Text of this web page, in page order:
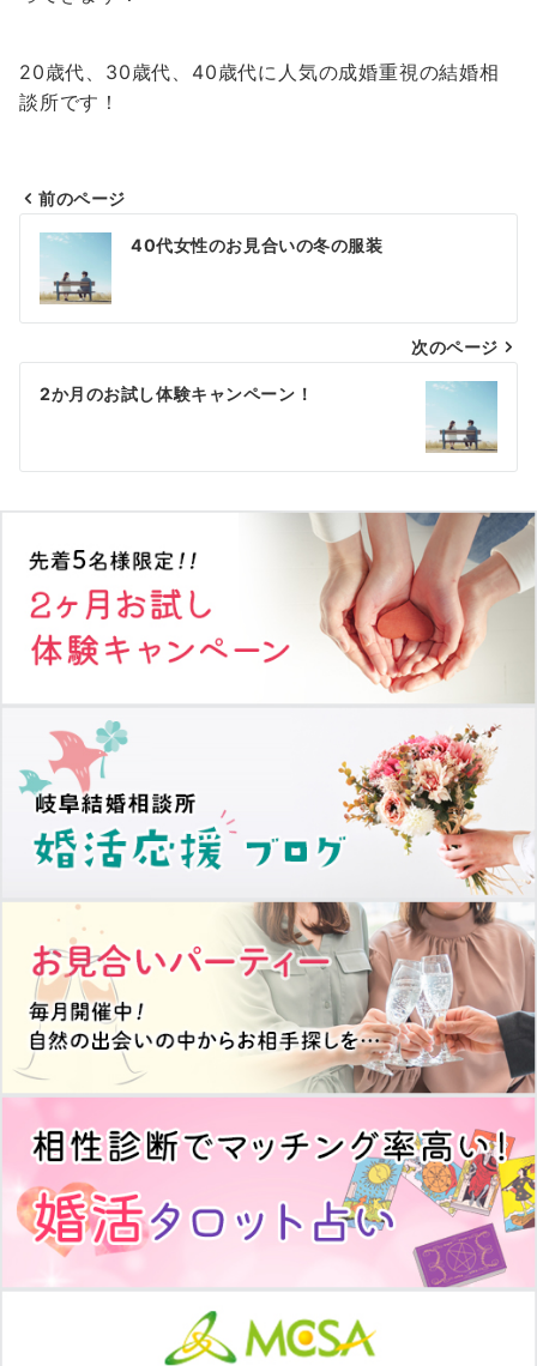
20歳代、30歳代、40歳代に人気の成婚重視の結婚相
談所です！
投
稿
ナ
ビ
ゲ
シ
ョ
ン
前のページ
40代女性のお見合いの冬の服装
次のページ
2か月のお試し体験キャンペーン！